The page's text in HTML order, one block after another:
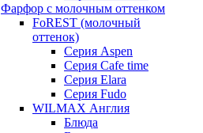
Фарфор с молочным оттенком
FoREST (молочный
оттенок)
Серия Aspen
Серия Cafe time
Серия Elara
Серия Fudo
WILMAX Англия
Блюда